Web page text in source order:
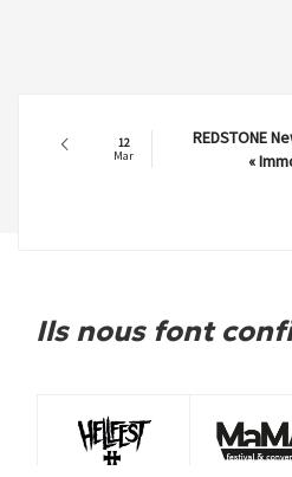
12
Mar
REDSTONE
«
Ils nous font